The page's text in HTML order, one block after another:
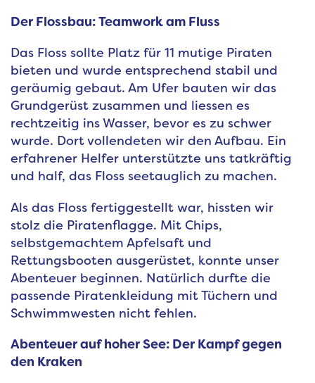
Der Flossbau: Teamwork am Fluss
Das Floss sollte Platz für 11 mutige Piraten
bieten und wurde entsprechend stabil und
geräumig gebaut. Am Ufer bauten wir das
Grundgerüst zusammen und liessen es
rechtzeitig ins Wasser, bevor es zu schwer
wurde. Dort vollendeten wir den Aufbau. Ein
erfahrener Helfer unterstützte uns tatkräftig
und half, das Floss seetauglich zu machen.
Als das Floss fertiggestellt war, hissten wir
stolz die Piratenflagge. Mit Chips,
selbstgemachtem Apfelsaft und
Rettungsbooten ausgerüstet, konnte unser
Abenteuer beginnen. Natürlich durfte die
passende Piratenkleidung mit Tüchern und
Schwimmwesten nicht fehlen.
Abenteuer auf hoher See: Der Kampf gegen
den Kraken